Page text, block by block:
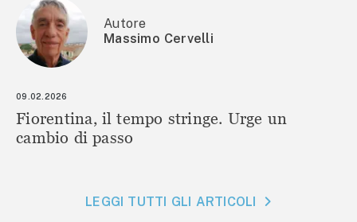
Autore
Massimo Cervelli
09.02.2026
Fiorentina, il tempo stringe. Urge un
cambio di passo
LEGGI TUTTI GLI ARTICOLI